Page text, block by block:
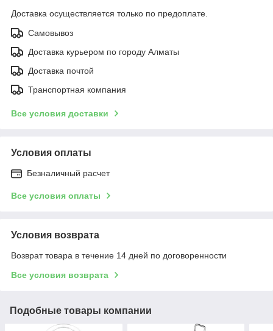
Доставка осуществляется только по предоплате.
Самовывоз
Доставка курьером по городу Алматы
Доставка почтой
Транспортная компания
Все условия доставки
Условия оплаты
Безналичный расчет
Все условия оплаты
Условия возврата
Возврат товара в течение 14 дней по договоренности
Все условия возврата
Подобные товары компании